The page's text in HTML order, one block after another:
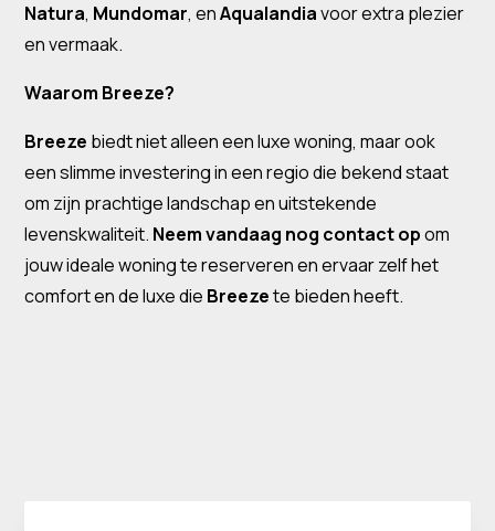
Natura, Mundomar, enAqualandiavoor extra plezier
en vermaak.
Waarom Breeze?
Breeze biedt niet alleen een luxe woning, maar ook
een slimme investering in een regio die bekend staat
om zijn prachtige landschap en uitstekende
levenskwaliteit. Neem vandaag nog contact opom
jouw ideale woning te reserveren en ervaar zelf het
comfort en de luxe die Breezete bieden heeft.